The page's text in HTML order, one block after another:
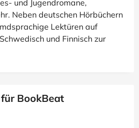
und Jugendromane,
Neben deutschen Hörbüchern
Lektüren auf
und Finnisch zur
BookBeat